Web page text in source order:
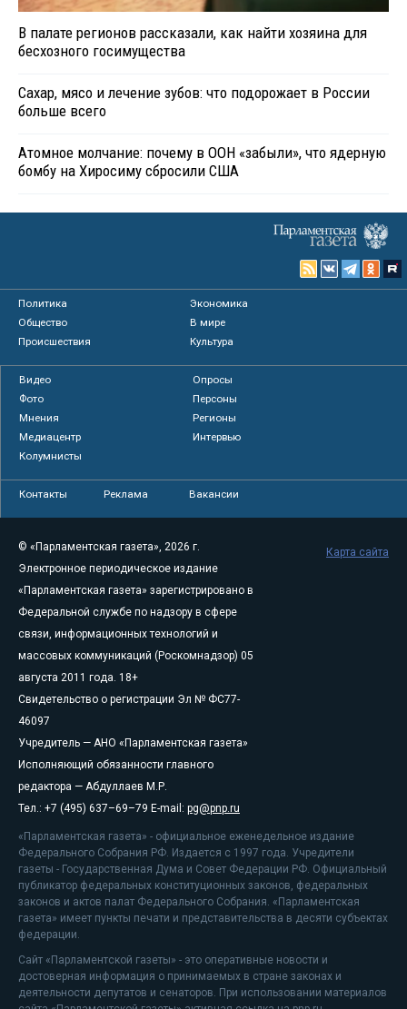
В палате регионов рассказали, как найти хозяина для
бесхозного госимущества
Сахар, мясо и лечение зубов: что подорожает в России
больше всего
Атомное молчание: почему в ООН «забыли», что ядерную
бомбу на Хиросиму сбросили США
Политика
Экономика
Общество
В мире
Происшествия
Культура
Видео
Опросы
Фото
Персоны
Мнения
Регионы
Медиацентр
Интервью
Колумнисты
Контакты Реклама Вакансии
© «Парламентская газета», 2026 г.
Электронное периодическое издание
«Парламентская газета» зарегистрировано в
Федеральной службе по надзору в сфере
связи, информационных технологий и
массовых коммуникаций (Роскомнадзор) 05
августа 2011 года. 18+
Свидетельство о регистрации Эл № ФС77-
46097
Учредитель — АНО «Парламентская газета»
Исполняющий обязанности главного
редактора — Абдуллаев М.Р.
Тел.: +7 (495) 637–69–79 E-mail: pg@pnp.ru
«Парламентская газета» - официальное еженедельное издание
Федерального Собрания РФ. Издается с 1997 года. Учредители
газеты - Государственная Дума и Совет Федерации РФ. Официальный
публикатор федеральных конституционных законов, федеральных
законов и актов палат Федерального Собрания. «Парламентская
газета» имеет пункты печати и представительства в десяти субъектах
федерации.
Сайт «Парламентской газеты» - это оперативные новости и
достоверная информация о принимаемых в стране законах и
деятельности депутатов и сенаторов. При использовании материалов
Карта сайта